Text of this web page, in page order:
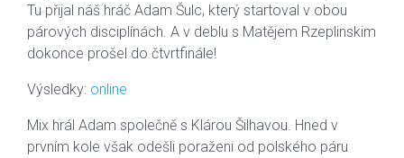
Tu přijal náš hráč Adam Šulc, který startoval v obou
párových disciplínách. A v deblu s Matějem Rzeplinskim
dokonce prošel do čtvrtfinále!
Výsledky: online
Mix hrál Adam společně s Klárou Šilhavou. Hned v
prvním kole však odešli poraženi od polského páru